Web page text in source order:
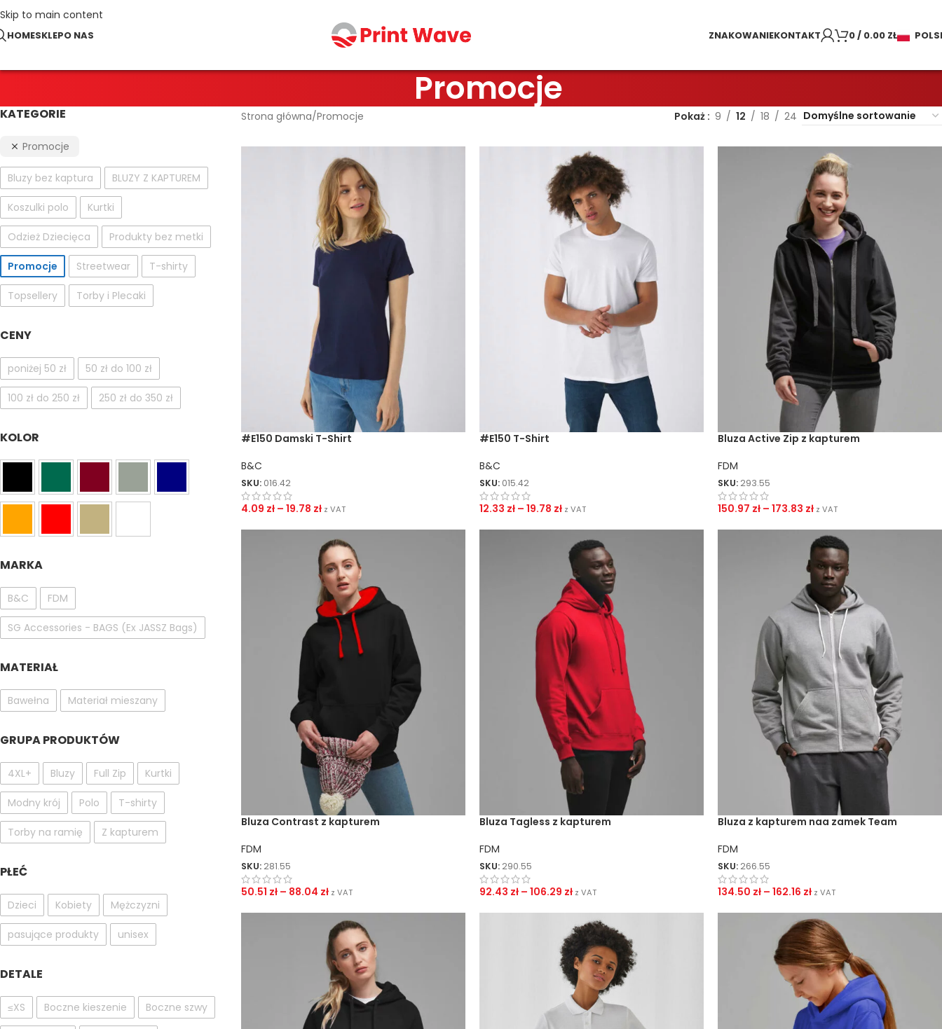
Skip to main content
HOMESKLEPO NAS ZNAKOWANIE
ZNAKOWANIA
Sitodruk Transferowy
Sitodruk Bezpośredni
DTF
Flex / Flock
Haft
KONTAKT 0/ 0.00 ZŁ
Promocje
KATEGORIE
Promocje
Bluzy bez kaptura BLUZY Z KAPTUREM
Koszulki polo Kurtki
Odzież Dziecięca Produkty bez metki
Promocje Streetwear T-shirty
Topsellery Torby i Plecaki
CENY
poniżej 50 zł 50 zł do 100 zł
100 zł do 250 zł 250 zł do 350 zł
KOLOR
MARKA
B&C FDM
SG Accessories - BAGS (Ex JASSZ Bags)
MATERIAŁ
Bawełna Materiał mieszany
GRUPA PRODUKTÓW
4XL+ Bluzy Full Zip Kurtki
Modny krój Polo T-shirty
Torby na ramię Z kapturem
PŁEĆ
Dzieci Kobiety Mężczyzni
pasujące produkty unisex
DETALE
≤XS Boczne kieszenie Boczne szwy
Strona główna Promocje Pokaż 9 12 18 24
#E150 Damski T-Shirt
B&C
SKU: 016.42
4.09 zł – 19.78 zł z VAT
#E150 T-Shirt
B&C
SKU: 015.42
12.33 zł – 19.78 zł z VAT
Bluza Active Zip z kapturem
FDM
SKU: 293.55
150.97 zł – 173.83 zł z VAT
Bluza Contrast z kapturem
FDM
SKU: 281.55
50.51 zł – 88.04 zł z VAT
Bluza Tagless z kapturem
FDM
SKU: 290.55
92.43 zł – 106.29 zł z VAT
Bluza z kapturem naa zamek Team
FDM
SKU: 266.55
134.50 zł – 162.16 zł z VAT